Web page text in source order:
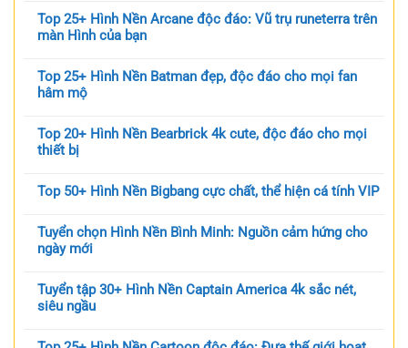
Top 25+ Hình Nền Arcane độc đáo: Vũ trụ runeterra trên
màn Hình của bạn
Top 25+ Hình Nền Batman đẹp, độc đáo cho mọi fan
hâm mộ
Top 20+ Hình Nền Bearbrick 4k cute, độc đáo cho mọi
thiết bị
Top 50+ Hình Nền Bigbang cực chất, thể hiện cá tính VIP
Tuyển chọn Hình Nền Bình Minh: Nguồn cảm hứng cho
ngày mới
Tuyển tập 30+ Hình Nền Captain America 4k sắc nét,
siêu ngầu